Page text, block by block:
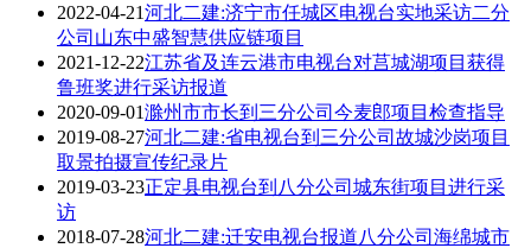
2022-04-21河北二建:济宁市任城区电视台实地采访二分
公司山东中盛智慧供应链项目
2021-12-22江苏省及连云港市电视台对莒城湖项目获得
鲁班奖进行采访报道
2020-09-01滁州市市长到三分公司今麦郎项目检查指导
2019-08-27河北二建:省电视台到三分公司故城沙岗项目
取景拍摄宣传纪录片
2019-03-23正定县电视台到八分公司城东街项目进行采
访
2018-07-28河北二建:迁安电视台报道八分公司海绵城市